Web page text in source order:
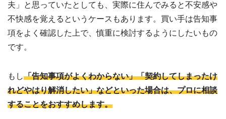
夫」と思っていたとしても、実際に住んでみると不安感や
不快感を覚えるというケースもあります。買い手は告知事
項をよく確認した上で、慎重に検討するようにしたいもの
です。
もし「告知事項がよくわからない」「契約してしまったけ
れどやはり解消したい」などといった場合は、プロに相談
することをおすすめします。